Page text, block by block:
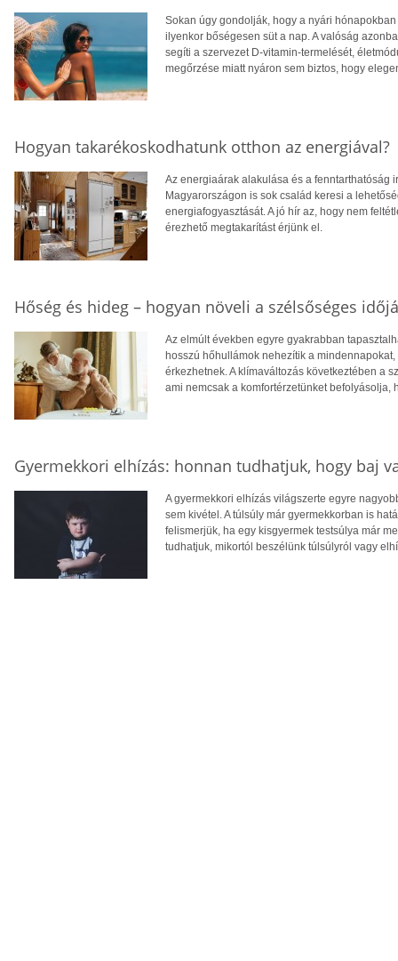
Sokan úgy gondolják, hogy a nyári
ilyenkor bőségesen süt a nap. A valóság
segíti a szervezet D-vitamin-termelését,
megőrzése miatt nyáron sem biztos, hogy
Hogyan takarékoskodhatunk otthon az energiával?
Az energiaárak alakulása és a fenntarthatóság
Magyarországon is sok család keresi a
energiafogyasztását. A jó hír az, hogy nem
érezhető megtakarítást érjünk el.
Hőség és hideg – hogyan növeli a szélsőséges
Az elmúlt években egyre gyakrabban
hosszú hőhullámok nehezítik a
érkezhetnek. A klímaváltozás következtében a
ami nemcsak a komfortérzetünket
Gyermekkori elhízás: honnan tudhatjuk, hogy baj
A gyermekkori elhízás világszerte egyre
sem kivétel. A túlsúly már gyermekkorban is
felismerjük, ha egy kisgyermek testsúlya már
tudhatjuk, mikortól beszélünk túlsúlyról vagy